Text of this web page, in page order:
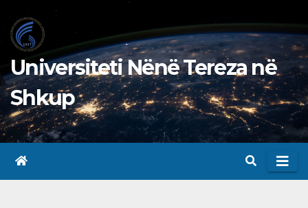
to
content
Universiteti Nënë Tereza në
Shkup